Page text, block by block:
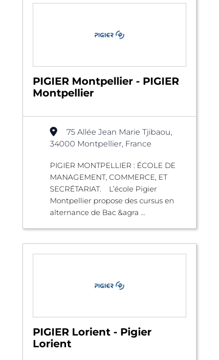
PIGIER Montpellier - PIGIER
Montpellier
75 Allée Jean Marie Tjibaou,
34000 Montpellier, France
PIGIER MONTPELLIER : ÉCOLE DE
MANAGEMENT, COMMERCE, ET
SECRÉTARIAT. L’école Pigier
Montpellier propose des cursus en
alternance de Bac &agra ...
PIGIER Lorient - Pigier
Lorient